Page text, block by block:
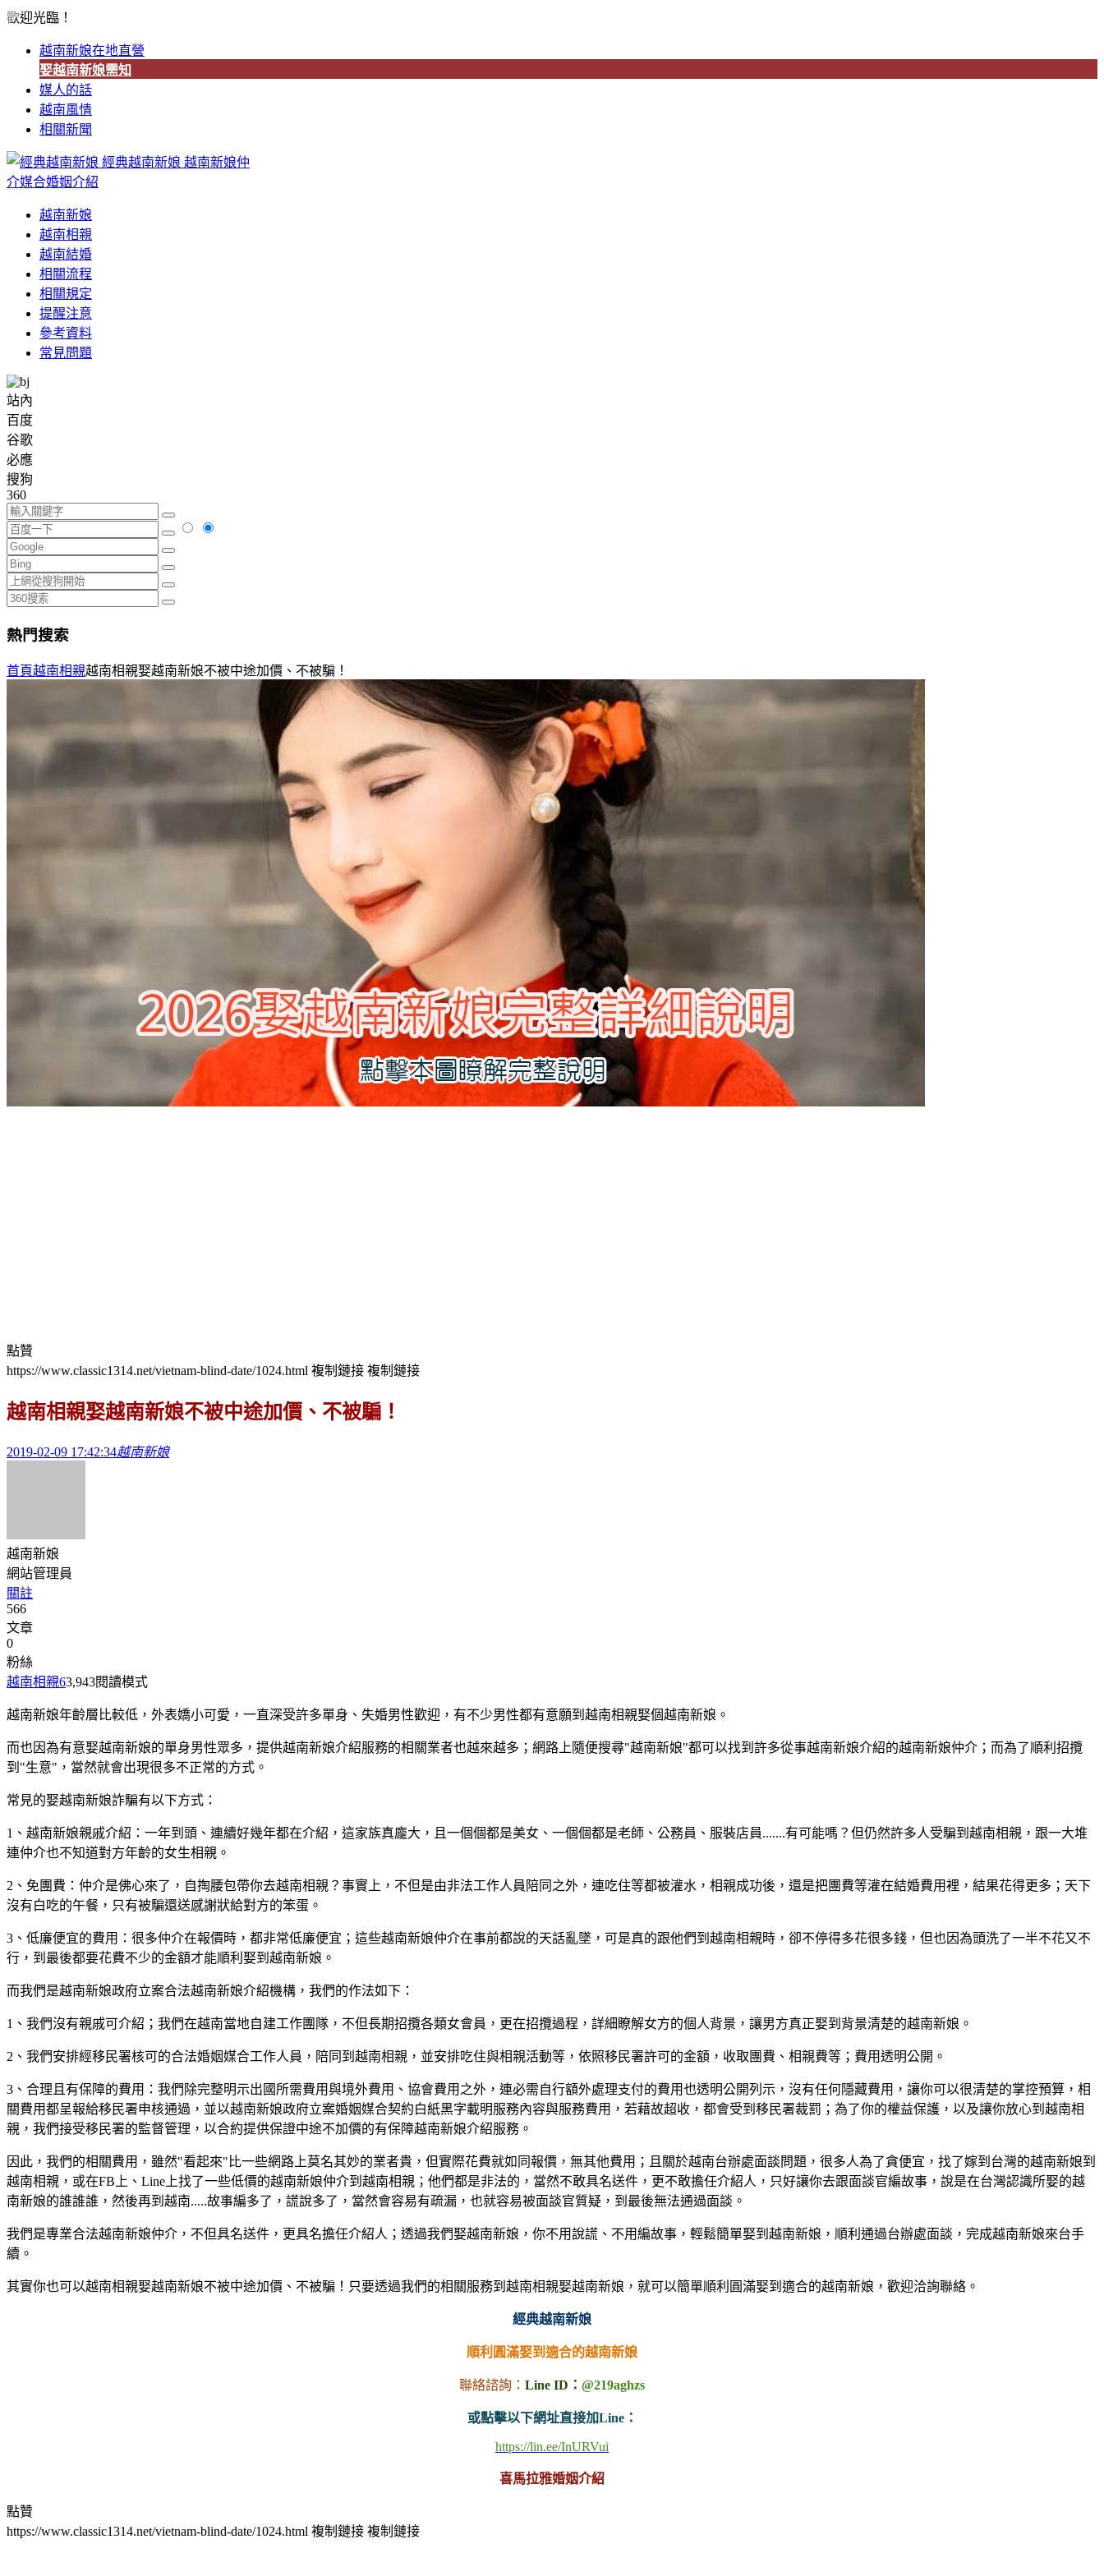
歡迎光臨！
越南新娘在地直營
娶越南新娘需知
媒人的話
越南風情
相關新聞
經典越南新娘 越南新娘仲
介媒合婚姻介紹
越南新娘
越南相親
越南結婚
相關流程
相關規定
提醒注意
參考資料
常見問題
站內
百度
谷歌
必應
搜狗
360
熱門搜索
首頁越南相親越南相親娶越南新娘不被中途加價、不被騙！
點贊
https://www.classic1314.net/vietnam-blind-date/1024.html 複制鏈接 複制鏈接
越南相親娶越南新娘不被中途加價、不被騙！
2019-02-09 17:42:34越南新娘
越南新娘
網站管理員
關註
566
文章
0
粉絲
越南相親63,943閱讀模式
越南新娘年齡層比較低，外表嬌小可愛，一直深受許多單身、失婚男性歡迎，有不少男性都有意願到越南相親娶個越南新娘。
而也因為有意娶越南新娘的單身男性眾多，提供越南新娘介紹服務的相關業者也越來越多；網路上隨便搜尋"越南新娘"都可以找到許多從事越南新娘介紹的越南新娘仲介；而為了順利招攬
到"生意"，當然就會出現很多不正常的方式。
常見的娶越南新娘詐騙有以下方式：
1、越南新娘親戚介紹：一年到頭、連續好幾年都在介紹，這家族真龐大，且一個個都是美女、一個個都是老師、公務員、服裝店員.......有可能嗎？但仍然許多人受騙到越南相親，跟一大堆
連仲介也不知道對方年齡的女生相親。
2、免團費：仲介是佛心來了，自掏腰包帶你去越南相親？事實上，不但是由非法工作人員陪同之外，連吃住等都被灌水，相親成功後，還是把團費等灌在結婚費用裡，結果花得更多；天下
沒有白吃的午餐，只有被騙還送感謝狀給對方的笨蛋。
3、低廉便宜的費用：很多仲介在報價時，都非常低廉便宜；這些越南新娘仲介在事前都說的天話亂墜，可是真的跟他們到越南相親時，卻不停得多花很多錢，但也因為頭洗了一半不花又不
行，到最後都要花費不少的金額才能順利娶到越南新娘。
而我們是越南新娘政府立案合法越南新娘介紹機構，我們的作法如下：
1、我們沒有親戚可介紹；我們在越南當地自建工作團隊，不但長期招攬各類女會員，更在招攬過程，詳細瞭解女方的個人背景，讓男方真正娶到背景清楚的越南新娘。
2、我們安排經移民署核可的合法婚姻媒合工作人員，陪同到越南相親，並安排吃住與相親活動等，依照移民署許可的金額，收取團費、相親費等；費用透明公開。
3、合理且有保障的費用：我們除完整明示出國所需費用與境外費用、協會費用之外，連必需自行額外處理支付的費用也透明公開列示，沒有任何隱藏費用，讓你可以很清楚的掌控預算，相
關費用都呈報給移民署申核通過，並以越南新娘政府立案婚姻媒合契約白紙黑字載明服務內容與服務費用，若藉故超收，都會受到移民署裁罰；為了你的權益保護，以及讓你放心到越南相
親，我們接受移民署的監督管理，以合約提供保證中途不加價的有保障越南新娘介紹服務。
因此，我們的相關費用，雖然"看起來"比一些網路上莫名其妙的業者貴，但實際花費就如同報價，無其他費用；且關於越南台辦處面談問題，很多人為了貪便宜，找了嫁到台灣的越南新娘到
越南相親，或在FB上、Line上找了一些低價的越南新娘仲介到越南相親；他們都是非法的，當然不敢具名送件，更不敢擔任介紹人，只好讓你去跟面談官編故事，說是在台灣認識所娶的越
南新娘的誰誰誰，然後再到越南.....故事編多了，謊說多了，當然會容易有疏漏，也就容易被面談官質疑，到最後無法通過面談。
我們是專業合法越南新娘仲介，不但具名送件，更具名擔任介紹人；透過我們娶越南新娘，你不用說謊、不用編故事，輕鬆簡單娶到越南新娘，順利通過台辦處面談，完成越南新娘來台手
續。
其實你也可以越南相親娶越南新娘不被中途加價、不被騙！只要透過我們的相關服務到越南相親娶越南新娘，就可以簡單順利圓滿娶到適合的越南新娘，歡迎洽詢聯絡。
經典越南新娘
順利圓滿娶到適合的越南新娘
聯絡諮詢： Line ID： @219aghzs
或點擊以下網址直接加Line：
https://lin.ee/InURVui
喜馬拉雅婚姻介紹
點贊
https://www.classic1314.net/vietnam-blind-date/1024.html 複制鏈接 複制鏈接